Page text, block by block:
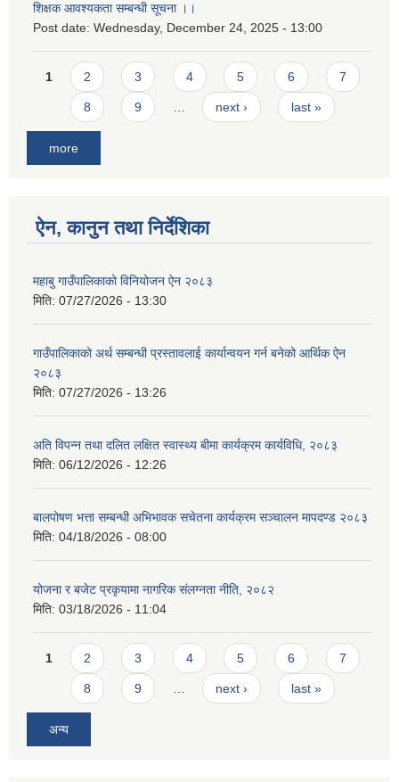
शिक्षक आवश्यकता सम्बन्धी सूचना ।।
Post date: Wednesday, December 24, 2025 - 13:00
Pages
1 2 3 4 5 6 7
8 9 next › last »
more
ऐन, कानुन तथा निर्देशिका
महाबु गाउँपालिकाको विनियोजन ऐन २०८३
मिति: 07/27/2026 - 13:30
गाउँपालिकाको अर्थ सम्बन्धी प्रस्तावलाई कार्यान्वयन गर्न बनेको आर्थिक ऐन
२०८३
मिति: 07/27/2026 - 13:26
अति विपन्न तथा दलित लक्षित स्वास्थ्य बीमा कार्यक्रम कार्यविधि, २०८३
मिति: 06/12/2026 - 12:26
बालपोषण भत्ता सम्बन्धी अभिभावक सचेतना कार्यक्रम सञ्चालन मापदण्ड २०८३
मिति: 04/18/2026 - 08:00
योजना र बजेट प्रकृयामा नागरिक संलग्नता नीति, २०८२
मिति: 03/18/2026 - 11:04
Pages
1 2 3 4 5 6 7
8 9 next › last »
अन्य